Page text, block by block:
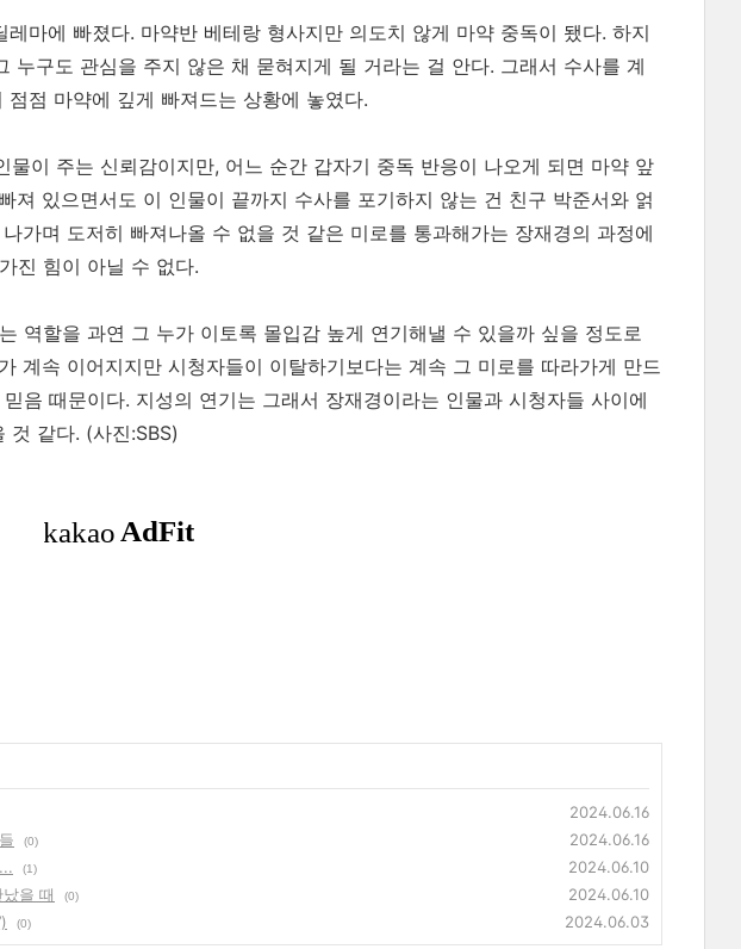
마에 빠졌다. 마약반 베테랑 형사지만 의도치 않게 마약 중독이 됐다. 하지
누구도 관심을 주지 않은 채 묻혀지게 될 거라는 걸 안다. 그래서 수사를 계
점 마약에 깊게 빠져드는 상황에 놓였다.
이 주는 신뢰감이지만, 어느 순간 갑자기 중독 반응이 나오게 되면 마약 앞
져 있으면서도 이 인물이 끝까지 수사를 포기하지 않는 건 친구 박준서와 얽
가며 도저히 빠져나올 수 없을 것 같은 미로를 통과해가는 장재경의 과정에
진 힘이 아닐 수 없다.
역할을 과연 그 누가 이토록 몰입감 높게 연기해낼 수 있을까 싶을 정도로
계속 이어지지만 시청자들이 이탈하기보다는 계속 그 미로를 따라가게 만드
음 때문이다. 지성의 연기는 그래서 장재경이라는 인물과 시청자들 사이에
것 같다. (사진:SBS)
2024.06.16
(0)
2024.06.16
(1)
2024.06.10
을 때
(0)
2024.06.10
(0) 2024.06.03